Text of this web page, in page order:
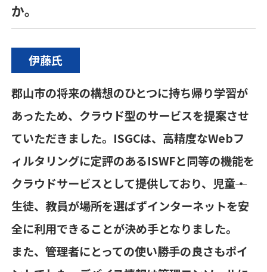
か。
伊藤氏
郡山市の将来の構想のひとつに持ち帰り学習が
あったため、クラウド型のサービスを提案させ
ていただきました。 ISGCは、高精度なWebフ
ィルタリングに定評のあるISWFと同等の機能を
クラウドサービスとして提供しており、児童・
生徒、教員が場所を選ばずインターネットを安
全に利用できることが決め手となりました。
また、管理者にとっての使い勝手の良さもポイ